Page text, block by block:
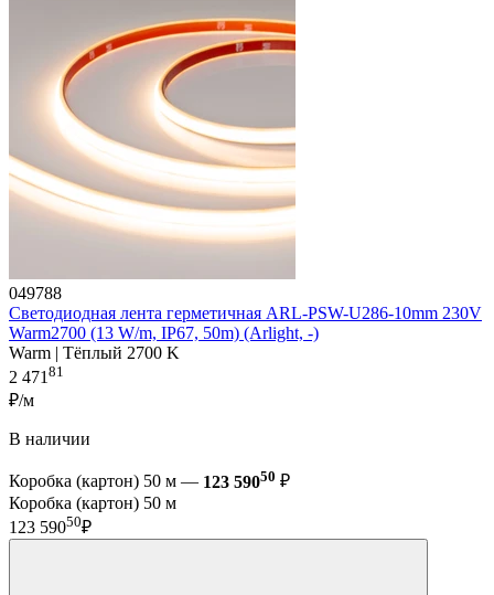
049788
Светодиодная лента герметичная ARL-PSW-U286-10mm 230V
Warm2700 (13 W/m, IP67, 50m) (Arlight, -)
Warm | Тёплый 2700 K
2 471 81
₽/м
В наличии
Коробка (картон) 50 м — 123 59050 ₽
Коробка (картон) 50 м
123 59050₽